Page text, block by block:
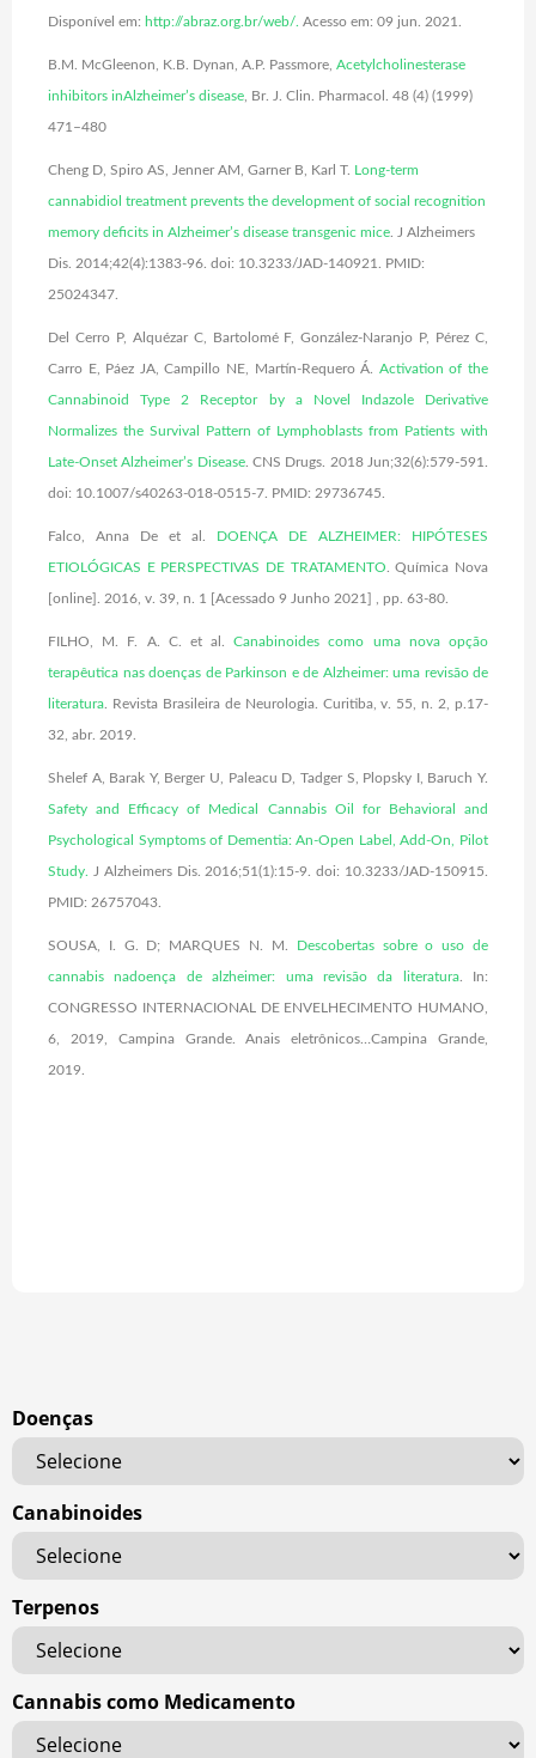
Disponível em: http://abraz.org.br/web/ Acesso em: 09 jun. 2021.
B.M. McGleenon, K.B. Dynan, A.P. Passmore, Acetylcholinesterase
inhibitors inAlzheimer’s disease , Br. J. Clin. Pharmacol. 48 (4) (1999)
471–480
Cheng D, Spiro AS, Jenner AM, Garner B, Karl T. Long-term
cannabidiol treatment prevents the development of social recognition
memory deficits in Alzheimer’s disease transgenic mice . J Alzheimers
Dis. 2014;42(4):1383-96. doi: 10.3233/JAD-140921. PMID:
25024347.
Del Cerro P, Alquézar C, Bartolomé F, González-Naranjo P, Pérez C,
Carro E, Páez JA, Campillo NE, Martín-Requero Á. Activation of the
Cannabinoid Type 2 Receptor by a Novel Indazole Derivative
Normalizes the Survival Pattern of Lymphoblasts from Patients with
Late-Onset Alzheimer’s Disease. CNS Drugs. 2018 Jun;32(6):579-591.
doi: 10.1007/s40263-018-0515-7. PMID: 29736745.
Falco, Anna De et al. DOENÇA DE ALZHEIMER: HIPÓTESES
ETIOLÓGICAS E PERSPECTIVAS DE TRATAMENTO . Química Nova
[online]. 2016, v. 39, n. 1 [Acessado 9 Junho 2021] , pp. 63-80.
FILHO, M. F. A. C. et al.Canabinoides como uma nova opção
terapêutica nas doenças de Parkinson e de Alzheimer: uma revisão de
literatura . Revista Brasileira de Neurologia. Curitiba, v. 55, n. 2, p.17-
32, abr. 2019.
Shelef A, Barak Y, Berger U, Paleacu D, Tadger S, Plopsky I, Baruch Y.
Safety and Efficacy of Medical Cannabis Oil for Behavioral and
Psychological Symptoms of Dementia: An-Open Label, Add-On, Pilot
Study J Alzheimers Dis. 2016;51(1):15-9. doi: 10.3233/JAD-150915.
PMID: 26757043.
SOUSA, I. G. D; MARQUES N. M. Descobertas sobre o uso de
cannabis nadoença de alzheimer: uma revisão da literatura. In:
CONGRESSO INTERNACIONAL DE ENVELHECIMENTO HUMANO,
6, 2019, Campina Grande. Anais eletrônicos…Campina Grande,
2019.
Doenças
Canabinoides
Terpenos
Cannabis como Medicamento